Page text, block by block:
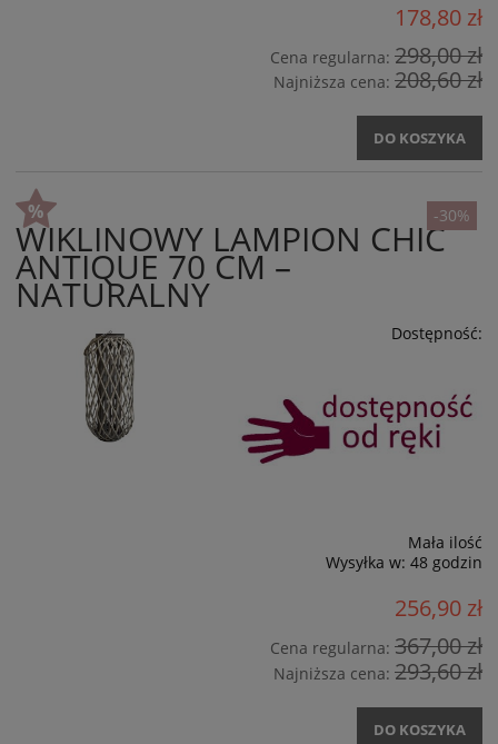
178,80 zł
Cena regularna: 298,00 zł
Najniższa cena: 208,60 zł
DO KOSZYKA
WIKLINOWY LAMPION CHIC
ANTIQUE 70 CM –
NATURALNY
Dostępność:
Mała ilość
Wysyłka w: 48 godzin
256,90 zł
Cena regularna: 367,00 zł
Najniższa cena: 293,60 zł
DO KOSZYKA
-30%